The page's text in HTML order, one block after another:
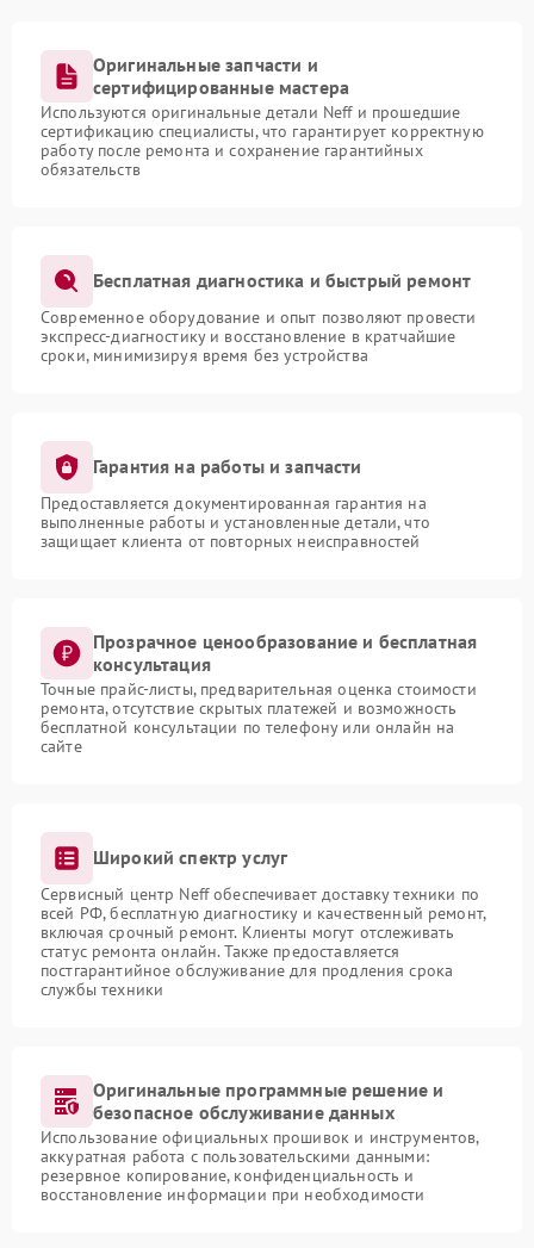
Оригинальные запчасти и
сертифицированные мастера
Используются оригинальные детали Neff и прошедшие
сертификацию специалисты, что гарантирует корректную
работу после ремонта и сохранение гарантийных
обязательств
Бесплатная диагностика и быстрый ремонт
Современное оборудование и опыт позволяют провести
экспресс-диагностику и восстановление в кратчайшие
сроки, минимизируя время без устройства
Гарантия на работы и запчасти
Предоставляется документированная гарантия на
выполненные работы и установленные детали, что
защищает клиента от повторных неисправностей
Прозрачное ценообразование и бесплатная
консультация
Точные прайс-листы, предварительная оценка стоимости
ремонта, отсутствие скрытых платежей и возможность
бесплатной консультации по телефону или онлайн на
сайте
Широкий спектр услуг
Сервисный центр Neff обеспечивает доставку техники по
всей РФ, бесплатную диагностику и качественный ремонт,
включая срочный ремонт. Клиенты могут отслеживать
статус ремонта онлайн. Также предоставляется
постгарантийное обслуживание для продления срока
службы техники
Оригинальные программные решение и
безопасное обслуживание данных
Использование официальных прошивок и инструментов,
аккуратная работа с пользовательскими данными:
резервное копирование, конфиденциальность и
восстановление информации при необходимости